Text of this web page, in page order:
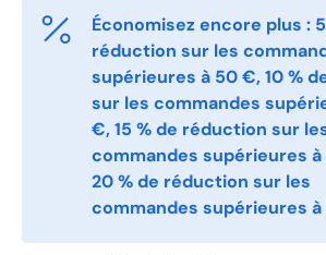
Antall *
Kommentarer
Économisez encore plus :
réduction sur les
supérieures à 50 €, 10 %
sur les commandes
€, 15 % de réduction sur
commandes supérieures
20 % de réduction sur les
commandes supérieures